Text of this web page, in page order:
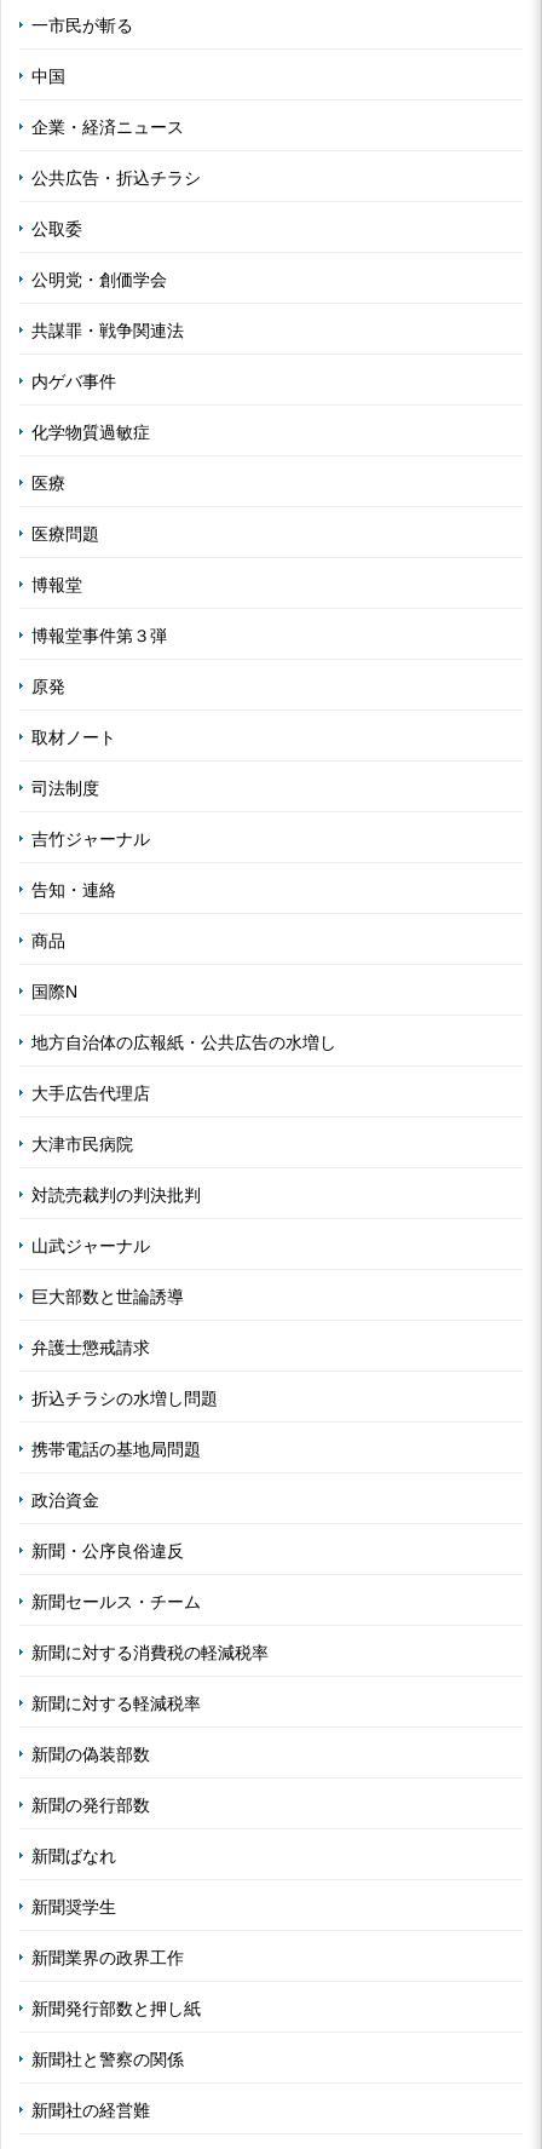
一市民が斬る
中国
企業・経済ニュース
公共広告・折込チラシ
公取委
公明党・創価学会
共謀罪・戦争関連法
内ゲバ事件
化学物質過敏症
医療
医療問題
博報堂
博報堂事件第３弾
原発
取材ノート
司法制度
吉竹ジャーナル
告知・連絡
商品
国際N
地方自治体の広報紙・公共広告の水増し
大手広告代理店
大津市民病院
対読売裁判の判決批判
山武ジャーナル
巨大部数と世論誘導
弁護士懲戒請求
折込チラシの水増し問題
携帯電話の基地局問題
政治資金
新聞・公序良俗違反
新聞セールス・チーム
新聞に対する消費税の軽減税率
新聞に対する軽減税率
新聞の偽装部数
新聞の発行部数
新聞ばなれ
新聞奨学生
新聞業界の政界工作
新聞発行部数と押し紙
新聞社と警察の関係
新聞社の経営難